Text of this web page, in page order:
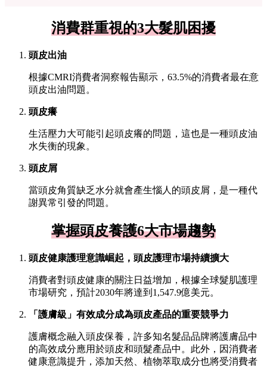
消費群重視的3大髮肌困擾
頭皮出油
根據CMRI消費者洞察報告顯示，63.5%的消費者最在意
頭皮出油問題。
頭皮癢
生活壓力大可能引起頭皮癢的問題，這也是一種頭皮油
水失衡的現象。
頭皮屑
當頭皮角質缺乏水分就會產生惱人的頭皮屑，是一種代
謝異常引發的問題。
掌握頭皮養護6大市場趨勢
頭皮健康護理意識崛起，頭皮護理市場持續擴大
消費者對頭皮健康的關注日益增加，根據全球髮肌護理
市場研究，預計2030年將達到1,547.9億美元。
「護膚級」有效成分成為頭皮產品的重要競爭力
護膚概念融入頭皮保養，許多知名髮品品牌將護膚品中
的高效成分應用於頭皮和頭髮產品中。此外，因消費者
健康意識提升，添加天然、植物萃取成分也將受消費者